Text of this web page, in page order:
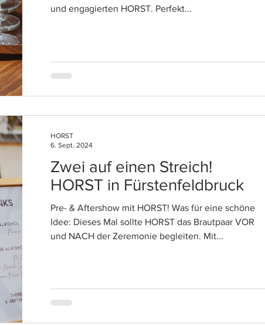
und engagierten HORST. Perfekt...
Zwei auf einen Streich!
HORST in Fürstenfeldbruck
Pre- & Aftershow mit HORST! Was für eine schöne
Idee: Dieses Mal sollte HORST das Brautpaar VOR
und NACH der Zeremonie begleiten. Mit...
HORST
6. Sept. 2024